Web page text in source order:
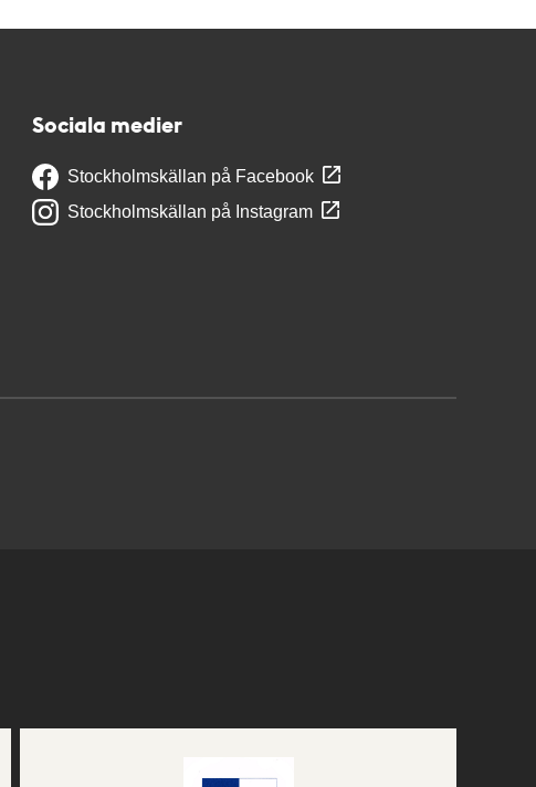
Sociala medier
Stockholmskällan på Facebook
Stockholmskällan på Instagram